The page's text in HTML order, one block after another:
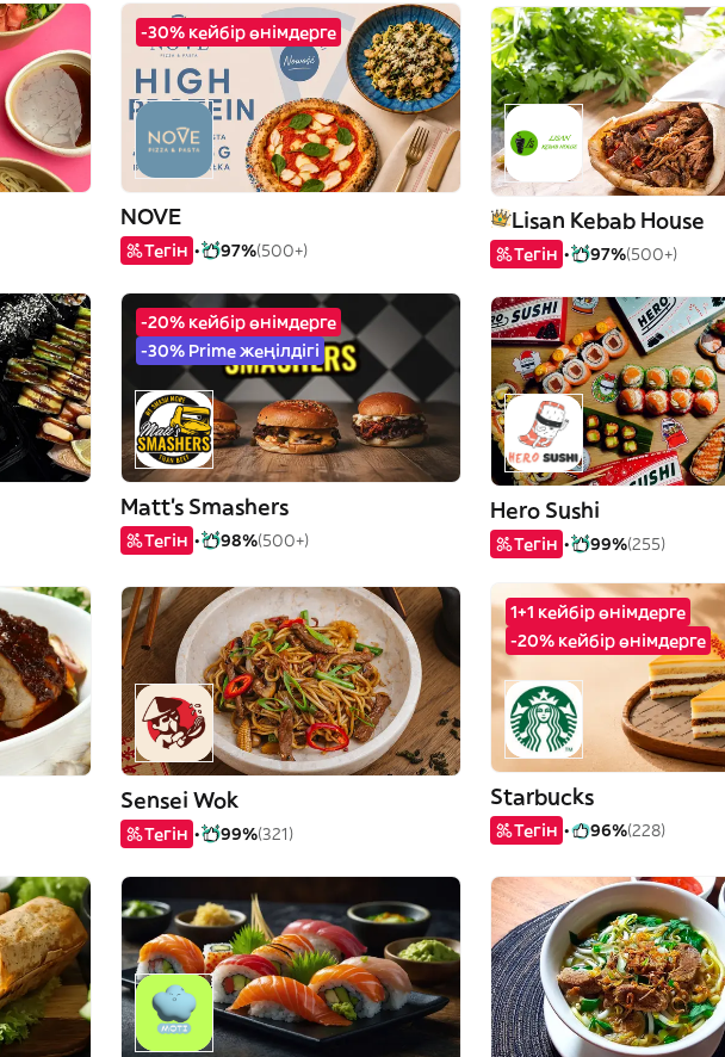
-30% кейбір өнімдерге
NOVE
Тегін 97%(500+)
Lisan Kebab House
Тегін 97%(500+)
-20% кейбір өнімдерге
-30% Prime жеңілдігі
Matt's Smashers
Тегін 98%(500+)
Hero Sushi
Тегін 99%(255)
Sensei Wok
Тегін 99%(321)
1+1 кейбір өнімдерге
-20% кейбір өнімдерге
Starbucks
Тегін 96%(228)